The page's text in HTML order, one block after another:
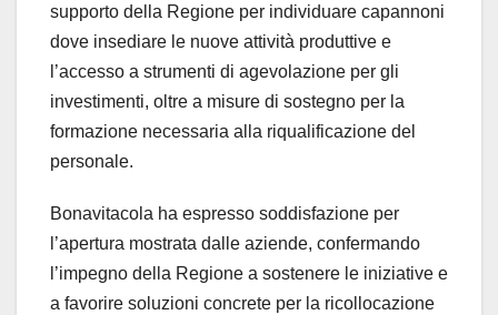
supporto della Regione per individuare capannoni
dove insediare le nuove attività produttive e
l’accesso a strumenti di agevolazione per gli
investimenti, oltre a misure di sostegno per la
formazione necessaria alla riqualificazione del
personale.
Bonavitacola ha espresso soddisfazione per
l’apertura mostrata dalle aziende, confermando
l’impegno della Regione a sostenere le iniziative e
a favorire soluzioni concrete per la ricollocazione